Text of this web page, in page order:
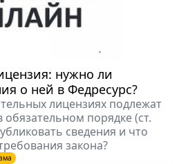
нужно ли
о ней в Федресурс?
лицензиях подлежат
порядке (ст.
сведения и что
закона?